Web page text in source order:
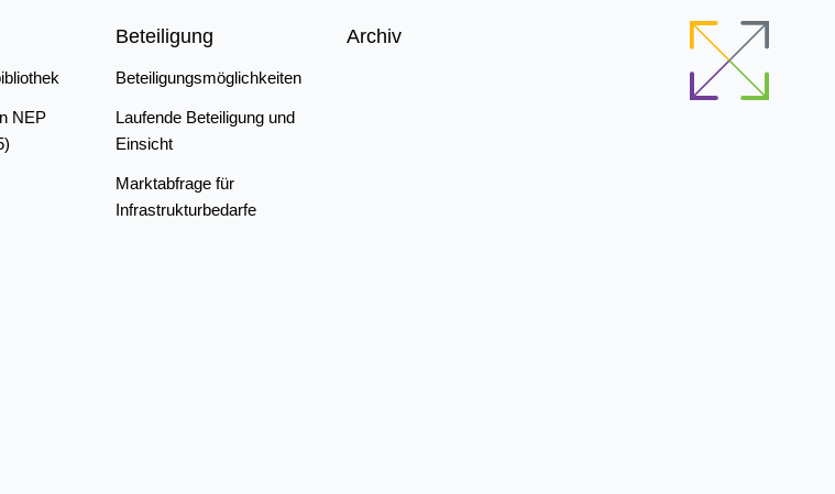
NEP
Beteiligung
Beteiligungsmöglichkeiten
Laufende Beteiligung und
Einsicht
Marktabfrage für
Infrastrukturbedarfe
Archiv